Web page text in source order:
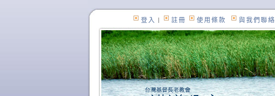
登入 | 註冊 使用條款 與我們聯絡